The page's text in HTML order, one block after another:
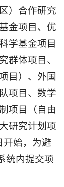
）合作研究
金项目、优
学基金项目
群体项目、
目）、外国
项目、数学
项目（自由
研究计划项
开始，为避
统内提交项